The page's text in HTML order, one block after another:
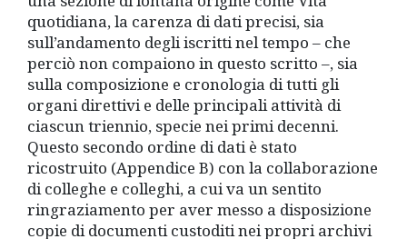
quotidiana, la carenza di dati precisi, sia
sull’andamento degli iscritti nel tempo – che
perciò non compaiono in questo scritto –, sia
sulla composizione e cronologia di tutti gli
organi direttivi e delle principali attività di
ciascun triennio, specie nei primi decenni.
Questo secondo ordine di dati è stato
ricostruito (Appendice B) con la collaborazione
di colleghe e colleghi, a cui va un sentito
ringraziamento per aver messo a disposizione
copie di documenti custoditi nei propri archivi